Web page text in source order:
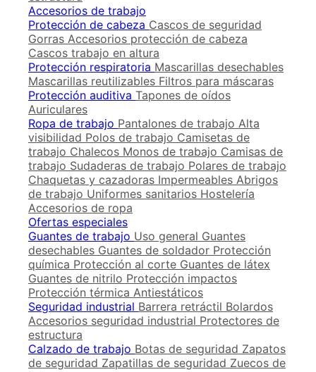
Accesorios de trabajo
Protección de cabeza Cascos de seguridad
Gorras Accesorios protección de cabeza
Cascos trabajo en altura
Protección respiratoria Mascarillas desechables
Mascarillas reutilizables Filtros para máscaras
Protección auditiva Tapones de oídos
Auriculares
Ropa de trabajo Pantalones de trabajo Alta
visibilidad Polos de trabajo Camisetas de
trabajo Chalecos Monos de trabajo Camisas de
trabajo Sudaderas de trabajo Polares de trabajo
Chaquetas y cazadoras Impermeables Abrigos
de trabajo Uniformes sanitarios Hostelería
Accesorios de ropa
Ofertas especiales
Guantes de trabajo Uso general Guantes
desechables Guantes de soldador Protección
química Protección al corte Guantes de látex
Guantes de nitrilo Protección impactos
Protección térmica Antiestáticos
Seguridad industrial Barrera retráctil Bolardos
Accesorios seguridad industrial Protectores de
estructura
Calzado de trabajo Botas de seguridad Zapatos
de seguridad Zapatillas de seguridad Zuecos de